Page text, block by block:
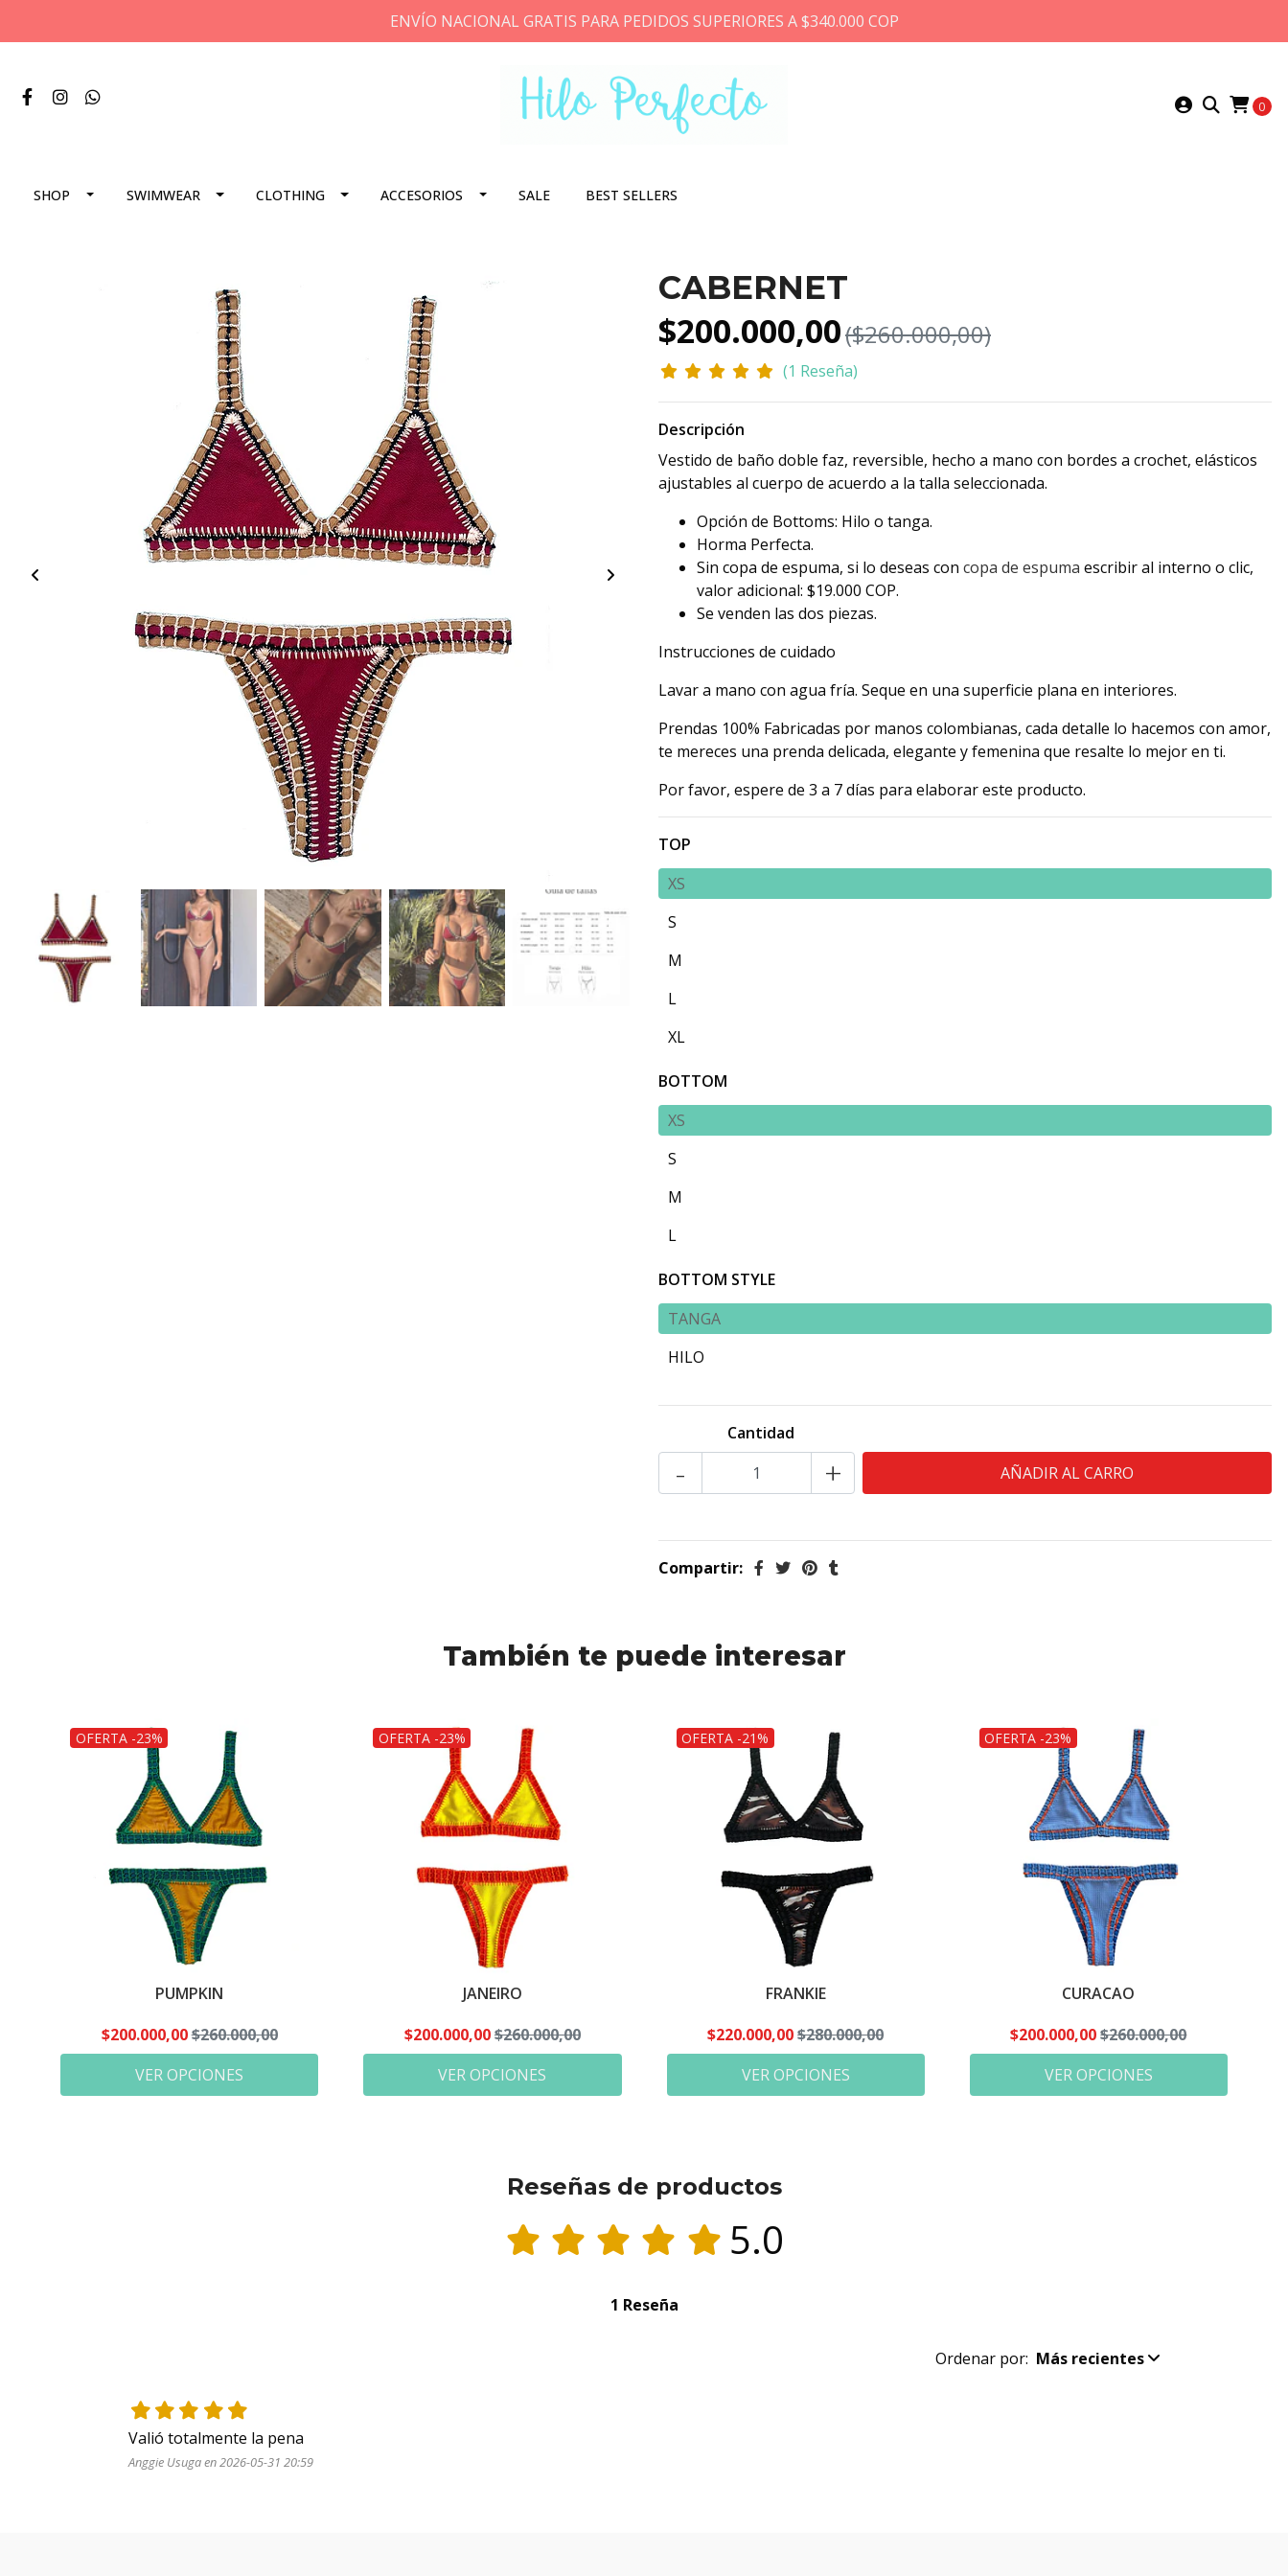
ENVÍO NACIONAL GRATIS PARA PEDIDOS SUPERIORES A $340.000 COP
0
SHOP SWIMWEAR CLOTHING ACCESORIOS SALE BEST SELLERS
CABERNET
$200.000,00($260.000,00)
(1 Reseña)
Descripción
Vestido de baño doble faz, reversible, hecho a mano con bordes a crochet, elásticos
ajustables al cuerpo de acuerdo a la talla seleccionada.
Opción de Bottoms: Hilo o tanga.
Horma Perfecta.
Sin copa de espuma, si lo deseas con copa de espuma escribir al interno o clic,
valor adicional: $19.000 COP.
Se venden las dos piezas.
Instrucciones de cuidado
Lavar a mano con agua fría. Seque en una superficie plana en interiores.
Prendas 100% Fabricadas por manos colombianas, cada detalle lo hacemos con amor,
te mereces una prenda delicada, elegante y femenina que resalte lo mejor en ti.
Por favor, espere de 3 a 7 días para elaborar este producto.
TOP
XS
S
M
L
XL
BOTTOM
XS
S
M
L
BOTTOM STYLE
TANGA
HILO
Cantidad
- +
Compartir:
También te puede interesar
OFERTA -23%
PUMPKIN
$200.000,00$260.000,00
VER OPCIONES
OFERTA -23%
JANEIRO
$200.000,00$260.000,00
VER OPCIONES
OFERTA -21%
FRANKIE
$220.000,00$280.000,00
VER OPCIONES
OFERTA -23%
CURACAO
$200.000,00$260.000,00
VER OPCIONES
Reseñas de productos
5.0
1 Reseña
Ordenar por: Más recientes
Valió totalmente la pena
Anggie Usuga en 2026-05-31 20:59